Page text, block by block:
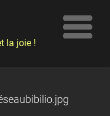
la joie !